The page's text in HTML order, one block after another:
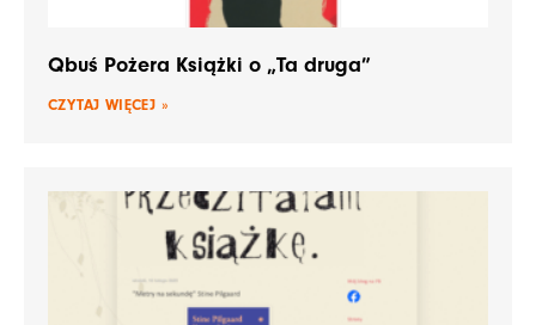
Qbuś Pożera Książki o „Ta druga”
CZYTAJ WIĘCEJ »